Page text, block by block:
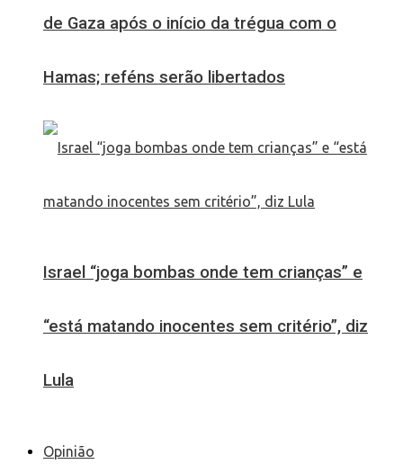
de Gaza após o início da trégua com o
Hamas; reféns serão libertados
Israel “joga bombas onde tem crianças” e
“está matando inocentes sem critério”, diz
Lula
Opinião